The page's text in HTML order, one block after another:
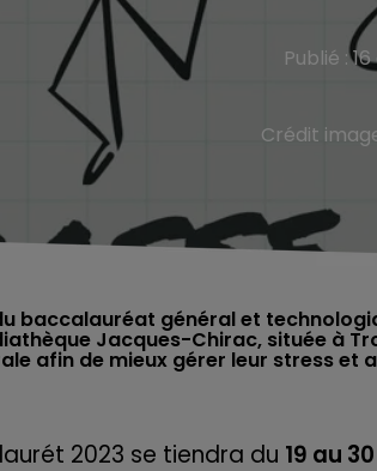
Publié :
Crédit
baccalauréat général et
Jacques-Chirac, située à
afin de mieux gérer leur stress et
2023 se tiendra du 19 au